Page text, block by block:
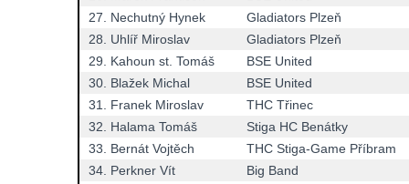
27.
Nechutný Hynek
Gladiators Plzeň
28.
Uhlíř Miroslav
Gladiators Plzeň
29.
Kahoun st. Tomáš
BSE United
30. Blažek Michal
BSE United
31.
Franek Miroslav
THC Třinec
32.
Halama Tomáš
Stiga HC Benátky
33.
Bernát Vojtěch
THC Stiga-Game Příbram
34. Perkner Vít
Big Band